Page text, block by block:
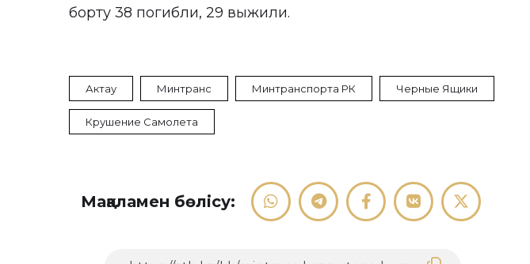
борту 38 погибли, 29 выжили.
Актау Минтранс Минтранспорта РК Черные Ящики
Крушение Самолета
Мақаламен бөлісу: